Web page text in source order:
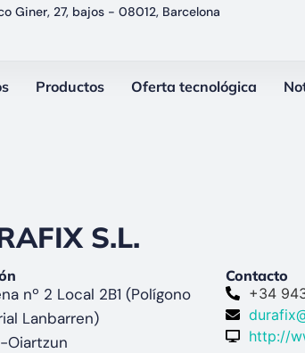
Giner, 27, bajos - 08012, Barcelona
Productos Oferta tecnológica
S.L.
nº 2 Local 2B1 (Polígono
Lanbarren)
Oiartzun
Contacto
+34
http://